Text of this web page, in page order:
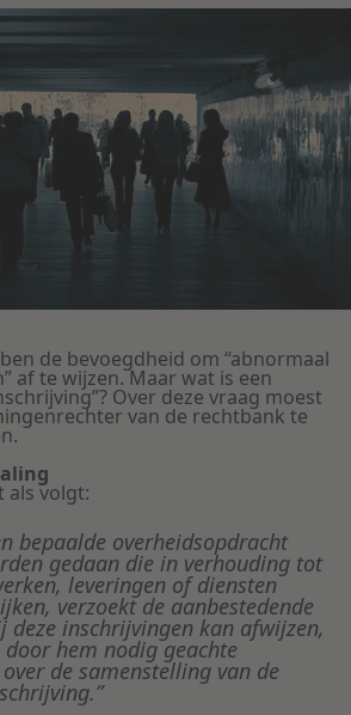
& Verzekering
onderneming
de bevoegdheid om “abnormaal
af te wijzen. Maar wat is een
Over deze vraag moest
van de rechtbank te
als volgt:
bepaalde overheidsopdracht
gedaan die in verhouding tot
leveringen of diensten
verzoekt de aanbestedende
deze inschrijvingen kan afwijzen,
hem nodig geachte
de samenstelling van de